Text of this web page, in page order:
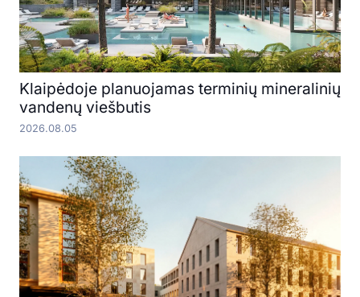
Klaipėdoje planuojamas terminių mineralinių
vandenų viešbutis
2026.08.05